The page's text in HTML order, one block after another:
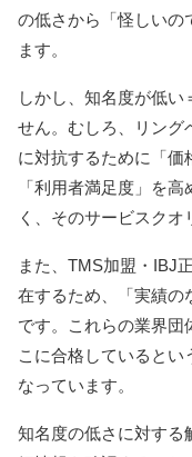
の低さから「怪しいの
ます。
しかし、知名度が低い
せん。むしろ、リング
に対抗するために「価
「利用者満足度」を
く、そのサービスクオ
また、TMS加盟・IBJ
在するため、「実績の
です。これらの業界団
こに合格しているとい
なっています。
知名度の低さに対する